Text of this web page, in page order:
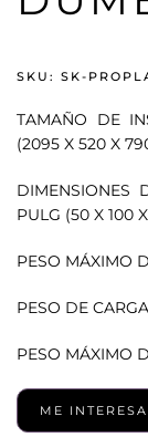
SKU: SK-
TAMAÑO DE
(2095 X 520 X
DIMENSIONES
PULG (50 X 100
PESO MÁXIMO
PESO DE
PESO MÁXIMO
ME INTERESA